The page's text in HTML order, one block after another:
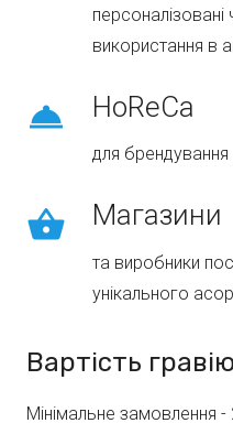
персоналізовані
використання в
room_service HoReCa
для
shopping_basket Магазини
та виробники
унікального
Вартість
Мінімальне замовлення -